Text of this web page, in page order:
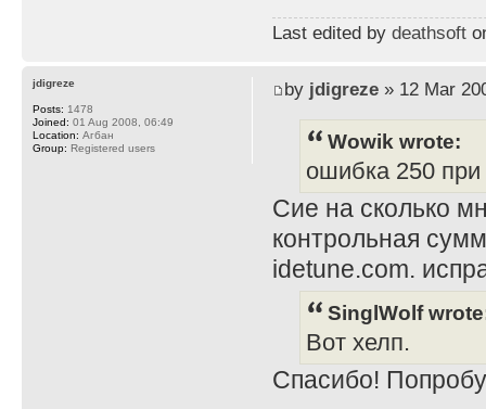
Last edited by deathsoft
by jdigreze» 12 Mar
Wowik wrote:
ошибка 250
Сие на сколько
контрольная
idetune.com.
SinglWolf
Вот хелп.
Спасибо!
jdigreze
Posts: 1478
Joined: 01 Aug 2008, 06:49
Location: Агбан
Group: Registered users